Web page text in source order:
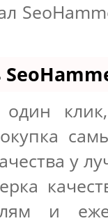
клик,
у
и